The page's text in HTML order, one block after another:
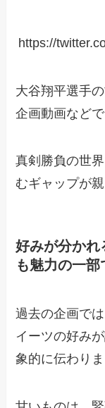
https://
大谷翔平選手
企画動画など
真剣勝負の世
むギャップが
好みが分かれ
も魅力の一部
過去の企画で
イーツの好み
象的に伝わりま